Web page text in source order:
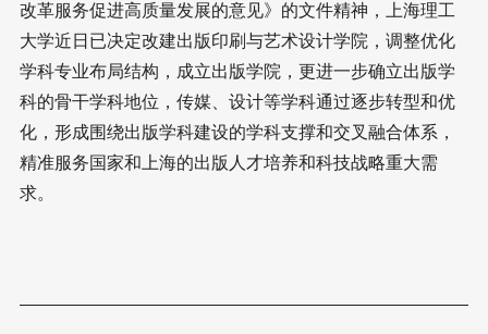
改革服务促进高质量发展的意见》的文件精神，上海理工
大学近日已决定改建出版印刷与艺术设计学院，调整优化
学科专业布局结构，成立出版学院，更进一步确立出版学
科的骨干学科地位，传媒、设计等学科通过逐步转型和优
化，形成围绕出版学科建设的学科支撑和交叉融合体系，
精准服务国家和上海的出版人才培养和科技战略重大需
求。